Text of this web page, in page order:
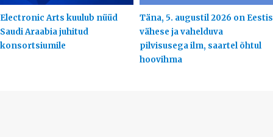
Electronic Arts kuulub nüüd
Saudi Araabia juhitud
konsortsiumile
Täna, 5. augustil 2026 on Eestis
vähese ja vahelduva
pilvisusega ilm, saartel õhtul
hoovihma